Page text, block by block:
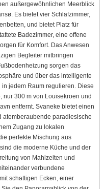
außergewöhnlichen Meerblick
Es bietet vier Schlafzimmer,
und bietet Platz für
Badezimmer, eine offene
für Komfort. Das Anwesen
Begleiter mitbringen
sorgen das
und über das intelligente
jedem Raum regulieren. Diese
nur 300 m von Louisekroen und
entfernt. Svaneke bietet einen
atemberaubende paradiesische
Zugang zu lokalen
perfekte Mischung aus
die moderne Küche und der
von Mahlzeiten und
verbundene
schattigen Ecken, einer